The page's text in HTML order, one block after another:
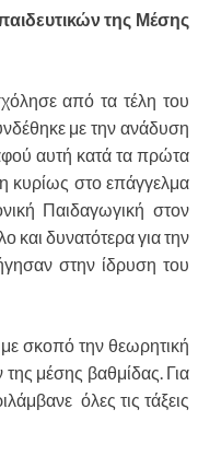
της Μέσης
από τα τέλη του
με την ανάδυση
αυτή κατά τα πρώτα
κυρίως στο επάγγελμα
Παιδαγωγική στον
και δυνατότερα για την
στην ίδρυση του
σκοπό την θεωρητική
μέσης βαθμίδας. Για
όλες τις τάξεις